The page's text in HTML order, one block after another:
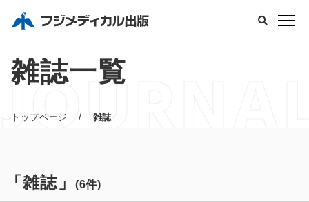
雑誌一覧
トップページ / 雑誌
「雑誌」 (6件)